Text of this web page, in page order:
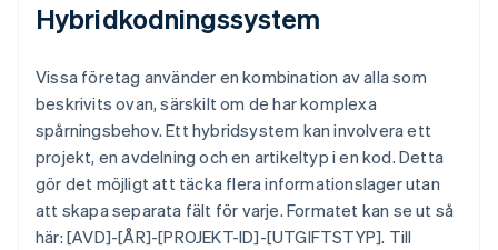
Hybridkodningssystem
Vissa företag använder en kombination av alla som
beskrivits ovan, särskilt om de har komplexa
spårningsbehov. Ett hybridsystem kan involvera ett
projekt, en avdelning och en artikeltyp i en kod. Detta
gör det möjligt att täcka flera informationslager utan
att skapa separata fält för varje. Formatet kan se ut så
här: [AVD]-[ÅR]-[PROJEKT-ID]-[UTGIFTSTYP]. Till
Australien
English